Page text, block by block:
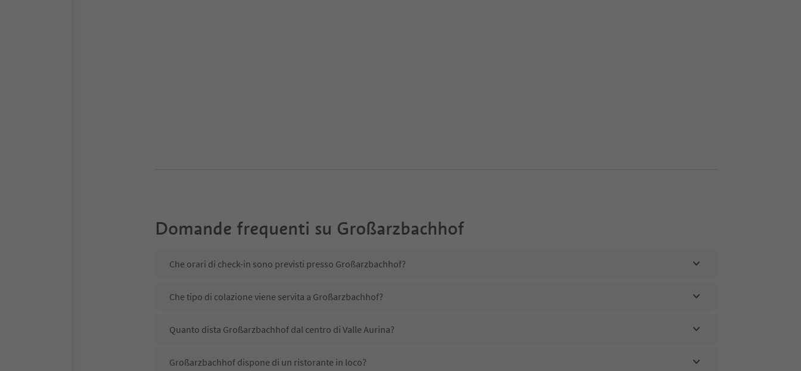
Domande frequenti su Großarzbachhof
Che orari di check-in sono previsti presso Großarzbachhof?
Che tipo di colazione viene servita a Großarzbachhof?
Quanto dista Großarzbachhof dal centro di Valle Aurina?
Großarzbachhof dispone di un ristorante in loco?